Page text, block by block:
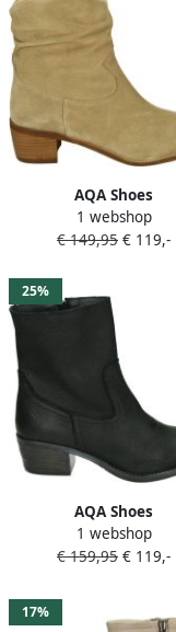
AQA Shoes
Laarsjes Wit beige
1 webshop
€ 149,95 € 119,-
25%
AQA Shoes
Laarsjes Zwart
1 webshop
€ 159,95 € 119,-
17%